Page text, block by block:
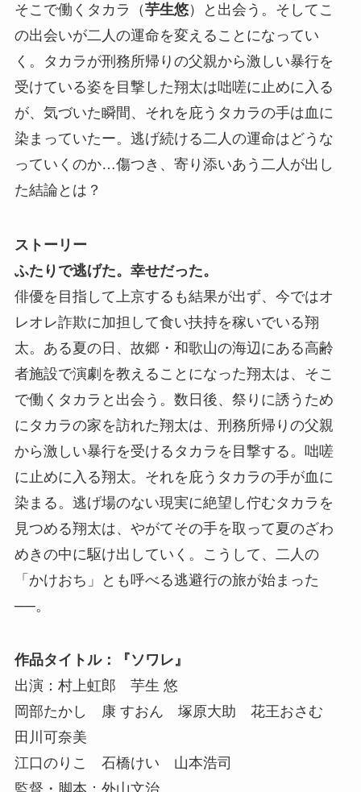
そこで働くタカラ（芋生悠）と出会う。そしてこ
の出会いが二人の運命を変えることになってい
く。タカラが刑務所帰りの父親から激しい暴行を
受けている姿を目撃した翔太は咄嗟に止めに入る
が、気づいた瞬間、それを庇うタカラの手は血に
染まっていたー。逃げ続ける二人の運命はどうな
っていくのか…傷つき、寄り添いあう二人が出し
た結論とは？
ストーリー
ふたりで逃げた。幸せだった。
俳優を目指して上京するも結果が出ず、今ではオ
レオレ詐欺に加担して食い扶持を稼いでいる翔
太。ある夏の日、故郷・和歌山の海辺にある高齢
者施設で演劇を教えることになった翔太は、そこ
で働くタカラと出会う。数日後、祭りに誘うため
にタカラの家を訪れた翔太は、刑務所帰りの父親
から激しい暴行を受けるタカラを目撃する。咄嗟
に止めに入る翔太。それを庇うタカラの手が血に
染まる。逃げ場のない現実に絶望し佇むタカラを
見つめる翔太は、やがてその手を取って夏のざわ
めきの中に駆け出していく。こうして、二人の
「かけおち」とも呼べる逃避行の旅が始まった
──。
作品タイトル：『ソワレ』
出演：村上虹郎 芋生 悠
岡部たかし 康 すおん 塚原大助 花王おさむ
田川可奈美
江口のりこ 石橋けい 山本浩司